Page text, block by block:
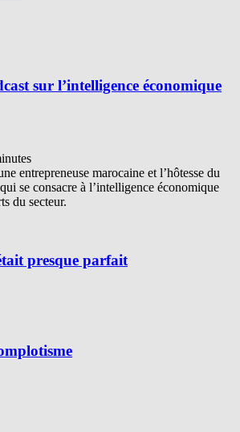
sur l’intelligence économique
entrepreneuse marocaine et l’hôtesse du
se consacre à l’intelligence économique
du secteur.
presque parfait